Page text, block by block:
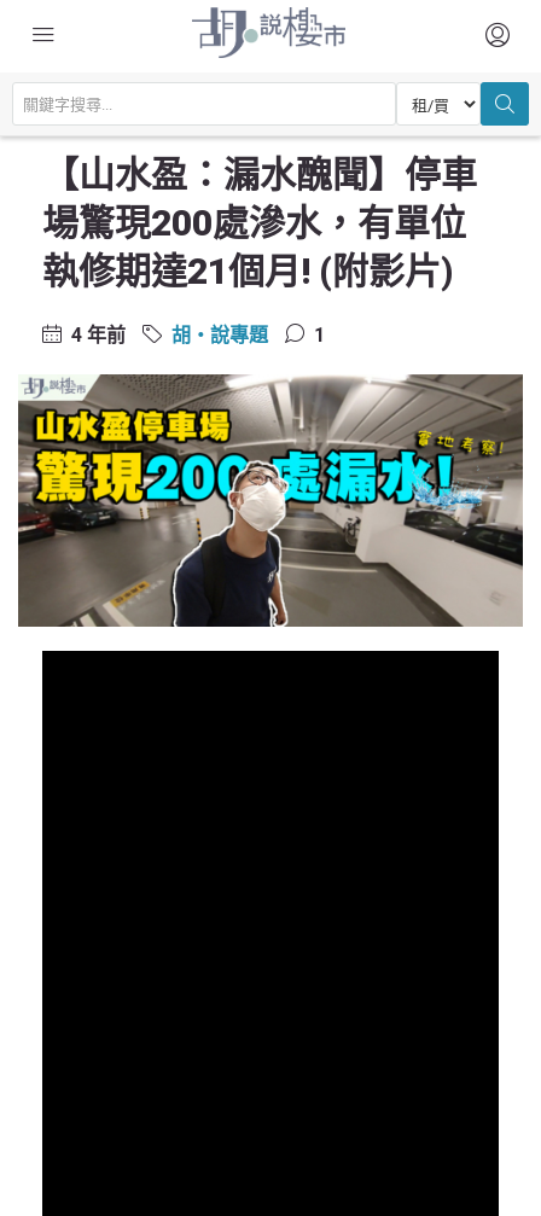
主頁
胡‧說專題
【山水盈：漏水醜聞】停車場驚現200處滲水，有單位執修期達21個月!
(附影片)
【山水盈：漏水醜聞】停車
場驚現200處滲水，有單位
執修期達21個月! (附影片)
4 年前 胡‧說專題 1